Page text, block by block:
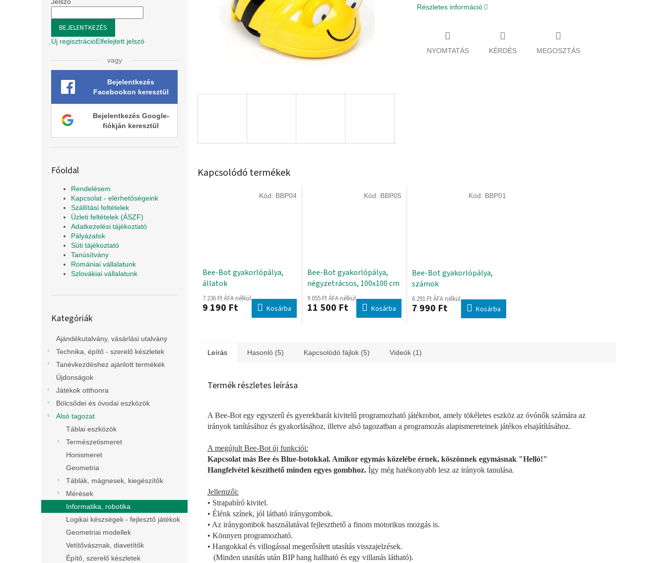
BEJELENTKEZÉS
Új regisztrációElfelejtett jelszó
vagy
Bejelentkezés
Facebookon keresztül
Bejelentkezés Google-
fiókján keresztül
Főoldal
Rendelésem
Kapcsolat - elérhetőségeink
Szállítási feltételek
Üzleti feltételek (ÁSZF)
Adatkezelési tájékoztató
Pályázatok
Süti tájékoztató
Tanúsítvány
Romániai vállalatunk
Szlovákiai vállalatunk
átugrása
Kategóriák
Ajándékutalvány, vásárlási utalvány
Technika, építő - szerelő készletek
Tanévkezdéshez ajánlott termékek
Újdonságok
Játékok otthonra
Bölcsődei és óvodai eszközök
Alsó tagozat
Táblai eszközök
Természetismeret
Honismeret
Geometria
Táblák, mágnesek, kiegészítők
Mérések
Informatika, robotika
Logikai készségek - fejlesztő játékok
Geometriai modellek
Vetítővásznak, diavetítők
Építő, szerelő készletek
Részletes információ
NYOMTATÁS KÉRDÉS MEGOSZTÁS
Kapcsolódó termékek
Bee-Bot gyakorlópálya,
állatok
7 236 Ft ÁFA nélkül
9 190 Ft Kosárba
Kód: BBP04
Bee-Bot gyakorlópálya,
négyzetrácsos, 100x100 cm
9 055 Ft ÁFA nélkül
11 500 Ft Kosárba
Kód: BBP05
Bee-Bot gyakorlópálya,
számok
6 291 Ft ÁFA nélkül
7 990 Ft Kosárba
Kód: BBP01
Leírás Hasonló (5) Kapcsolódó fájlok (5) Videók (1)
Termék részletes leírása
A Bee-Bot egy egyszerű és gyerekbarát kivitelű programozható játékrobot, amely tökéletes eszköz az óvónők számára az
irányok tanításához és gyakorlásához, illetve alsó tagozatban a programozás alapismereteinek játékos elsajátításához.
A megújult Bee-Bot új funkciói:
Kapcsolat más Bee és Blue-botokkal. Amikor egymás közelébe érnek, köszönnek egymásnak "Helló!"
Hangfelvétel készíthető minden egyes gombhoz. Így még hatékonyabb lesz az irányok tanulása.
Jellemzői:
• Strapabíró kivitel.
• Élénk színek, jól látható iránygombok.
• Az iránygombok használatával fejleszthető a finom motorikus mozgás is.
• Könnyen programozható.
• Hangokkal és villogással megerősített utasítás visszajelzések.
(Minden utasítás után BIP hang hallható és egy villanás látható).